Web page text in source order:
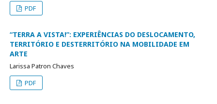
PDF
“TERRA A VISTA!”: EXPERIÊNCIAS DO DESLOCAMENTO,
TERRITÓRIO E DESTERRITÓRIO NA MOBILIDADE EM
ARTE
Larissa Patron Chaves
PDF